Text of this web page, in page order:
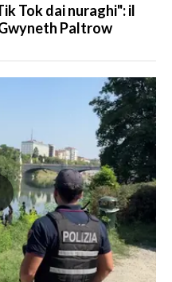
Tok dai nuraghi": il
Paltrow